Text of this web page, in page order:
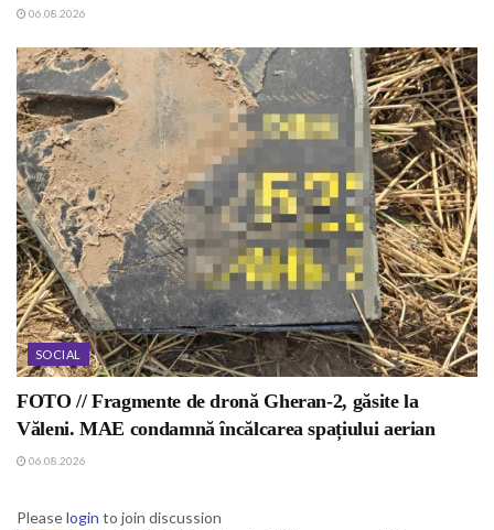
06.08.2026
SOCIAL
FOTO // Fragmente de dronă Gheran-2, găsite la
Văleni. MAE condamnă încălcarea spațiului aerian
06.08.2026
Pleaselogin to join discussion